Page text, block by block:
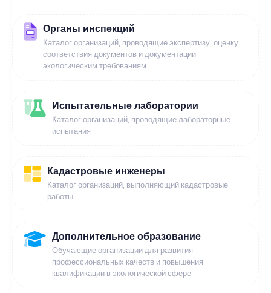
Органы инспекций
Каталог организаций, проводящие экспертизу, оценку
соответствия документов и документации
экологическим требованиям
Испытательные лаборатории
Каталог организаций, проводящие лабораторные
испытания
Кадастровые инженеры
Каталог организаций, выполняющий кадастровые
работы
Дополнительное образование
Обучающие организации для развития
профессиональных качеств и повышения
квалификации в экологической сфере